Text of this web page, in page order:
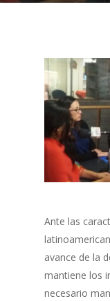
Ante las
avance de la
mantiene los
necesario